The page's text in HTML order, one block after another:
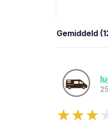
Gemiddeld